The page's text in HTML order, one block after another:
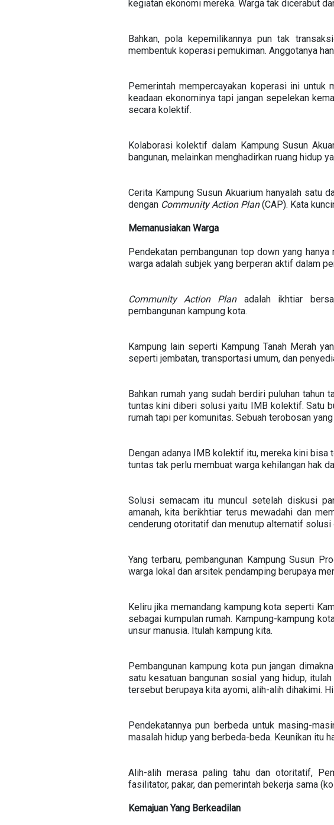
kegiatan ekonomi mereka. Warga tak dicerabut
Bahkan, pola kepemilikannya pun tak
membentuk koperasi pemukiman. Anggotanya
Pemerintah mempercayakan koperasi ini untuk
keadaan ekonominya tapi jangan sepelekan
secara kolektif.
Kolaborasi kolektif dalam Kampung Susun
bangunan, melainkan menghadirkan ruang hidup
Cerita Kampung Susun Akuarium hanyalah satu
dengan Community Action Plan(CAP). Kata
Memanusiakan Warga
Pendekatan pembangunan top down yang
warga adalah subjek yang berperan aktif dalam
Community Action Planadalah ikhtiar
pembangunan kampung kota.
Kampung lain seperti Kampung Tanah Merah
seperti jembatan, transportasi umum, dan
Bahkan rumah yang sudah berdiri puluhan
tuntas kini diberi solusi yaitu IMB kolektif. Satu
rumah tapi per komunitas. Sebuah terobosan
Dengan adanya IMB kolektif itu, mereka kini bisa
tuntas tak perlu membuat warga kehilangan hak
Solusi semacam itu muncul setelah diskusi
amanah, kita berikhtiar terus mewadahi dan
cenderung otoritatif dan menutup alternatif solusi
Yang terbaru, pembangunan Kampung Susun
warga lokal dan arsitek pendamping berupaya
Keliru jika memandang kampung kota seperti
sebagai kumpulan rumah. Kampung-kampung
unsur manusia. Itulah kampung kita.
Pembangunan kampung kota pun jangan
satu kesatuan bangunan sosial yang hidup,
tersebut berupaya kita ayomi, alih-alih dihakimi.
Pendekatannya pun berbeda untuk masing-
masalah hidup yang berbeda-beda. Keunikan itu
Alih-alih merasa paling tahu dan otoritatif,
fasilitator, pakar, dan pemerintah bekerja sama
Kemajuan Yang Berkeadilan